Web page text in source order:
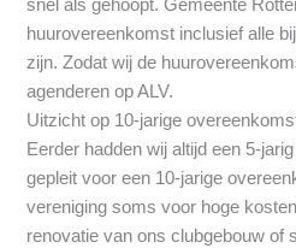
snel als gehoopt. Gemeente
huurovereenkomst inclusief alle
zijn. Zodat wij de
agenderen op ALV.
Uitzicht op 10-jarige
Eerder hadden wij altijd een 5-
gepleit voor een 10-jarige
vereniging soms voor hoge
renovatie van ons clubgebouw of